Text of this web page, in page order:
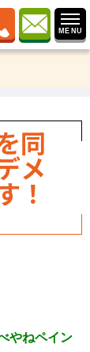
装と屋根塗
します！
同
メ
！
やねペイン